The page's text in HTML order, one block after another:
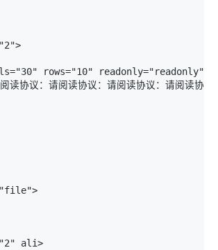
rows="10" readonly="readonly"
读协议：请阅读协议：请阅读协议：请阅读协
ali>